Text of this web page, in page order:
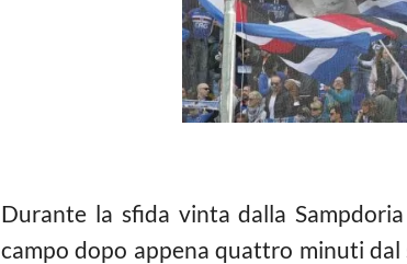
Durante la sfida vinta dalla
campo dopo appena quattro minuti